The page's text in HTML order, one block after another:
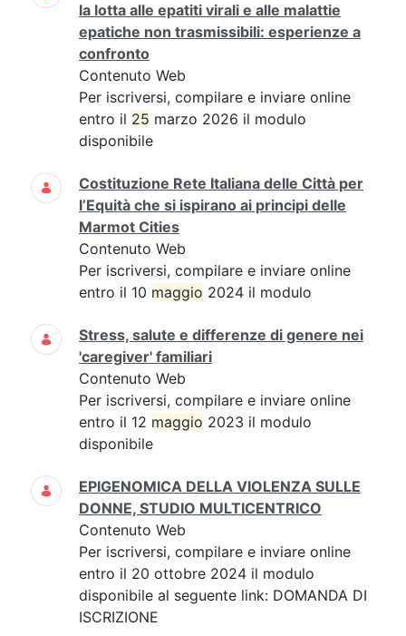
la lotta alle epatiti virali e alle malattie
epatiche non trasmissibili: esperienze a
confronto
Contenuto Web
Per iscriversi, compilare e inviare online
entro il 25 marzo 2026 il modulo
disponibile
Costituzione Rete Italiana delle Città per
l’Equità che si ispirano ai principi delle
Marmot Cities
Contenuto Web
Per iscriversi, compilare e inviare online
entro il 10 maggio 2024 il modulo
Stress, salute e differenze di genere nei
'caregiver' familiari
Contenuto Web
Per iscriversi, compilare e inviare online
entro il 12 maggio 2023 il modulo
disponibile
EPIGENOMICA DELLA VIOLENZA SULLE
DONNE, STUDIO MULTICENTRICO
Contenuto Web
Per iscriversi, compilare e inviare online
entro il 20 ottobre 2024 il modulo
disponibile al seguente link: DOMANDA DI
ISCRIZIONE